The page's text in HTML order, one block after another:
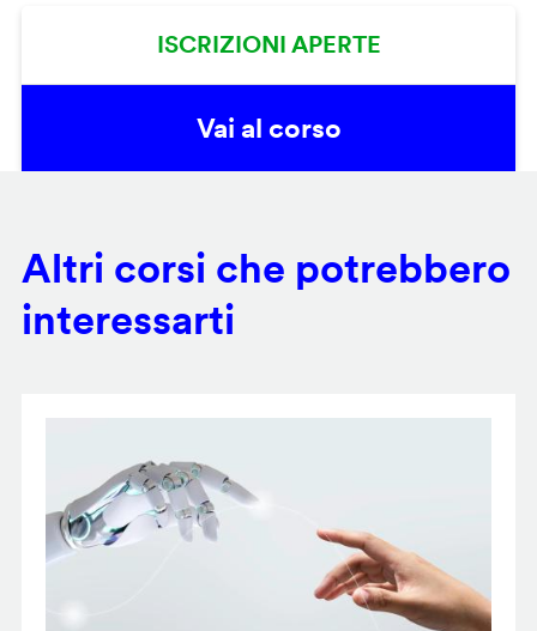
ISCRIZIONI APERTE
Vai al corso
Altri corsi che potrebbero
interessarti